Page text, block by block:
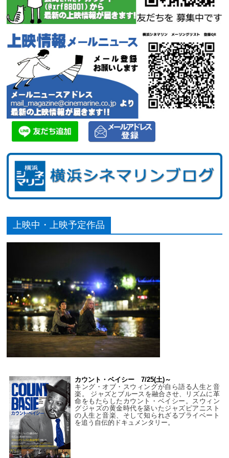
上映中・上映予定作品
カウント・ベイシー 7/25(土)～
キング・オブ・スウィングが自ら語る人生と音
楽。 ジャズとブルースを融合させ、リズムに革
命をもたらしたカウント・ベイシー。スウィン
グジャズの黄金時代を築いたジャズピアニスト
の人生と音楽、そして知られざるプライベート
を追う自伝的ドキュメンタリー。